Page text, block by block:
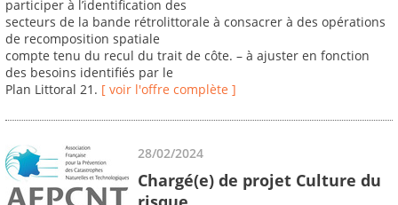
participer à l’identification des
secteurs de la bande rétrolittorale à consacrer à des opérations
de recomposition spatiale
compte tenu du recul du trait de côte. – à ajuster en fonction
des besoins identifiés par le
Plan Littoral 21. [ voir l'offre complète ]
28/02/2024
Chargé(e) de projet Culture du